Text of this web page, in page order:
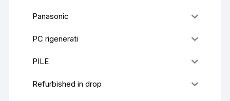
Panasonic
PC rigenerati
PILE
Refurbished in drop